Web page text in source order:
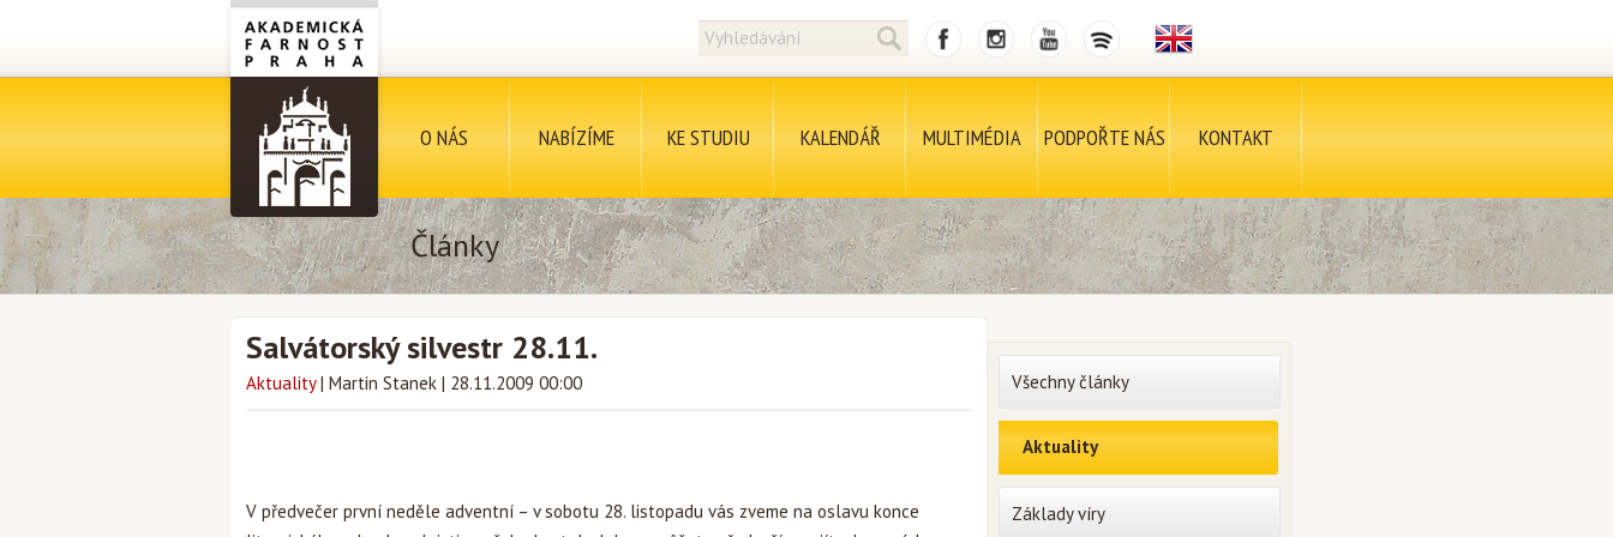
O NÁS NABÍZÍME KE STUDIU KALENDÁŘ MULTIMÉDIA PODPOŘTE NÁS KONTAKT
Články
Salvátorský silvestr 28.11.
Aktuality | Martin Stanek | 28.11.2009 00:00
V předvečer první neděle adventní – v sobotu 28. listopadu vás zveme na oslavu konce
Všechny články
Aktuality
Základy víry